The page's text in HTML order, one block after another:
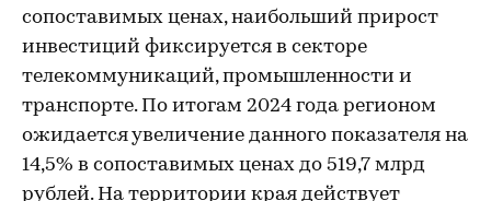
сопоставимых ценах, наибольший прирост
инвестиций фиксируется в секторе
телекоммуникаций, промышленности и
транспорте. По итогам 2024 года регионом
ожидается увеличение данного показателя на
14,5% в сопоставимых ценах до 519,7 млрд
рублей. На территории края действует